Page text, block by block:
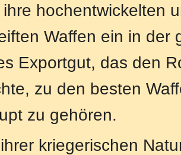
hochentwickelten
Waffen ein in der
Exportgut, das den
zu den besten
zu gehören.
kriegerischen